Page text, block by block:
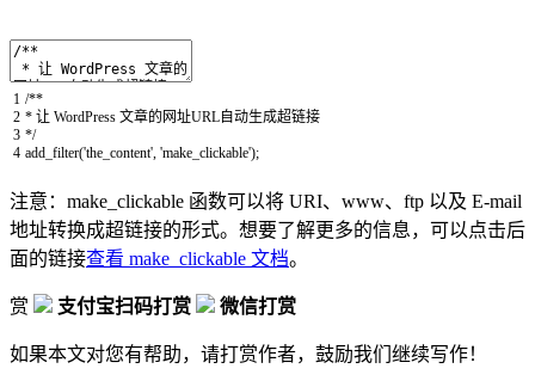
1
2
3
4
/**
* 让 WordPress 文章的网址URL自动生成超链接
*/
add_filter('the_content' 'make_clickable');
注意：make_clickable 函数可以将 URI、www、ftp 以及 E-mail
地址转换成超链接的形式。想要了解更多的信息，可以点击后
面的链接查看 make_clickable 文档。
赏 支付宝扫码打赏 微信打赏
如果本文对您有帮助，请打赏作者，鼓励我们继续写作！